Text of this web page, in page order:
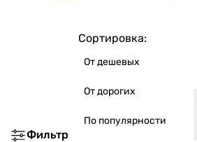
Фильтр
Сортировка:
От дешевых
От дорогих
По популярности